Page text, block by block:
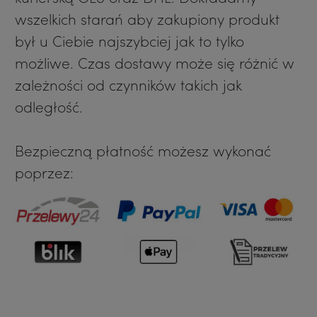
nas to nie przypadkowe dodatki. To
starannie zaprojektowane elementy
tworzące sceniczny efekt, tam, gdzie
liczy się światło, ruch i precyzja.
Doskonale sprawdzają się m.in. przy:
zdobieniu kostiumów tanecznych,
sukienek do tańca i strojów
gimnastycznych,
tworzeniu biżuterii tanecznej, belly
dance i ozdób do tańca brzucha,
ozdabianiu ubrań scenicznych,
wszelkich starań aby zakupiony produkt
był u Ciebie najszybciej jak to tylko
możliwe. Czas dostawy może się różnić w
zależności od czynników takich jak
odległość.
Bezpieczną płatność możesz wykonać
poprzez: